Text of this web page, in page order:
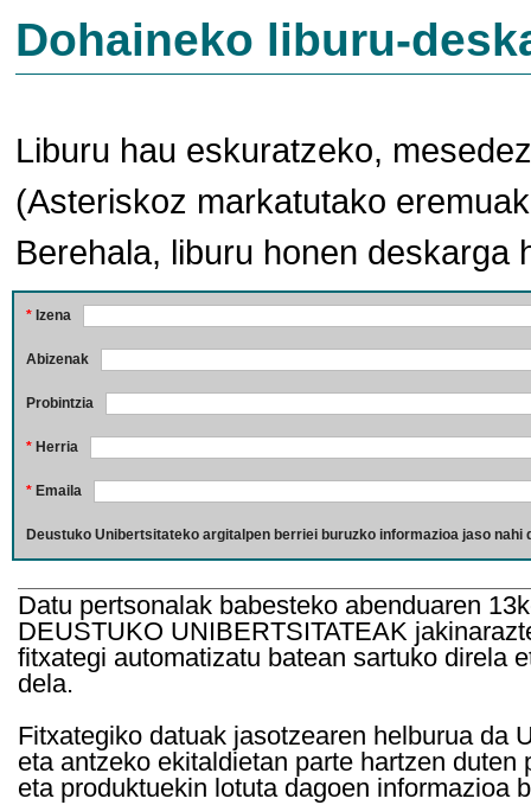
Dohaineko liburu-
Liburu hau eskuratzeko,
(Asteriskoz markatutako
Berehala, liburu honen deskarga
* Izena
Abizenak
Probintzia
* Herria
* Emaila
Deustuko Unibertsitateko argitalpen berriei buruzko informazioa jaso nahi
Datu pertsonalak babesteko abenduaren
DEUSTUKO UNIBERTSITATEAK
fitxategi automatizatu batean sartuko direla
dela.
Fitxategiko datuak jasotzearen helburua da
eta antzeko ekitaldietan parte hartzen
eta produktuekin lotuta dagoen informazioa